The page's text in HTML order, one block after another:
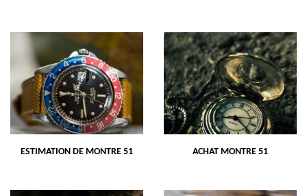
ESTIMATION DE MONTRE 51 ACHAT MONTRE 51